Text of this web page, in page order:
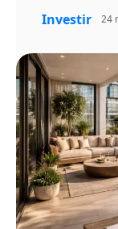
Investir 24